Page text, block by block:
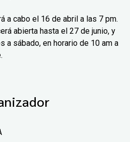
a cabo el 16 de abril a las 7 pm.
abierta hasta el 27 de junio, y
a sábado, en horario de 10 am a